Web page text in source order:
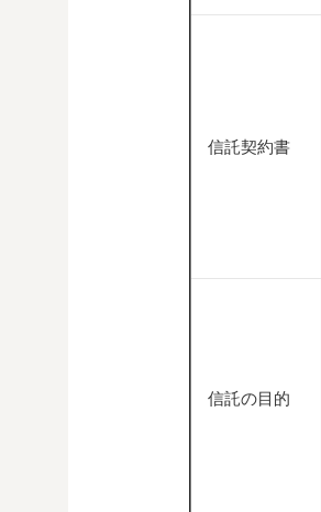
信託契約書
信託の目的